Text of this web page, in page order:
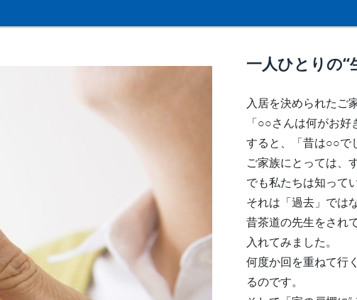
一人ひとりの“
入居を決められたご
「○○さんは何がお好
すると、「昔は○○で
ご家族にとっては、
でも私たちは知って
それは「過去」では
昔茶道の先生をされ
入れてみました。
何度か回を重ねて行
るのです。